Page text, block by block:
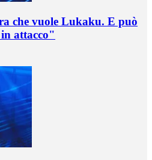
che vuole Lukaku. E può
attacco"